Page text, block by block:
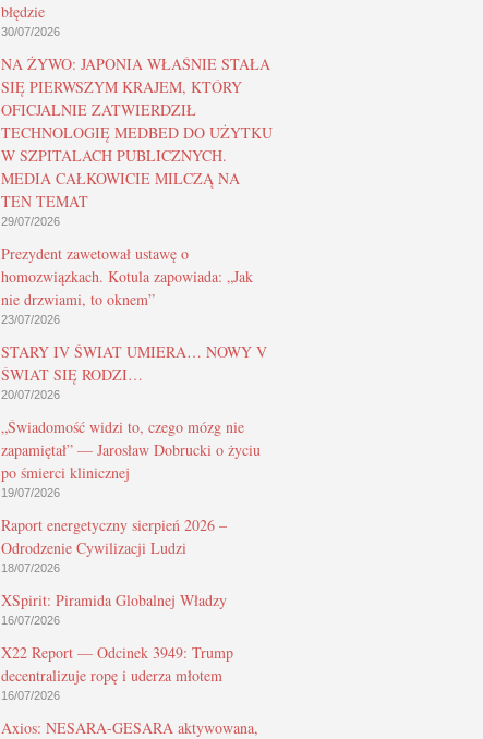
błędzie
30/07/2026
NA ŻYWO: JAPONIA WŁAŚNIE STAŁA
SIĘ PIERWSZYM KRAJEM, KTÓRY
OFICJALNIE ZATWIERDZIŁ
TECHNOLOGIĘ MEDBED DO UŻYTKU
W SZPITALACH PUBLICZNYCH.
MEDIA CAŁKOWICIE MILCZĄ NA
TEN TEMAT
29/07/2026
Prezydent zawetował ustawę o
homozwiązkach. Kotula zapowiada: „Jak
nie drzwiami, to oknem”
23/07/2026
STARY IV ŚWIAT UMIERA… NOWY V
ŚWIAT SIĘ RODZI…
20/07/2026
„Świadomość widzi to, czego mózg nie
zapamiętał” — Jarosław Dobrucki o życiu
po śmierci klinicznej
19/07/2026
Raport energetyczny sierpień 2026 –
Odrodzenie Cywilizacji Ludzi
18/07/2026
XSpirit: Piramida Globalnej Władzy
16/07/2026
X22 Report — Odcinek 3949: Trump
decentralizuje ropę i uderza młotem
16/07/2026
Axios: NESARA-GESARA aktywowana,